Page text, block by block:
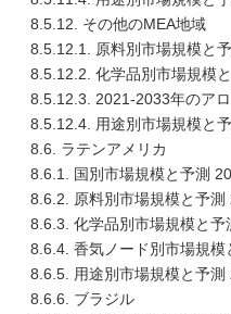
8.5.12. その他のMEA地域
8.5.12.1. 原料別市場規模と
8.5.12.2. 化学品別市場規模
8.5.12.3. 2021-2033年のア
8.5.12.4. 用途別市場規模と
8.6. ラテンアメリカ
8.6.1. 国別市場規模と予測
8.6.2. 原料別市場規模と予測
8.6.3. 化学品別市場規模と予
8.6.4. 香気ノード別市場規
8.6.5. 用途別市場規模と予測
8.6.6. ブラジル